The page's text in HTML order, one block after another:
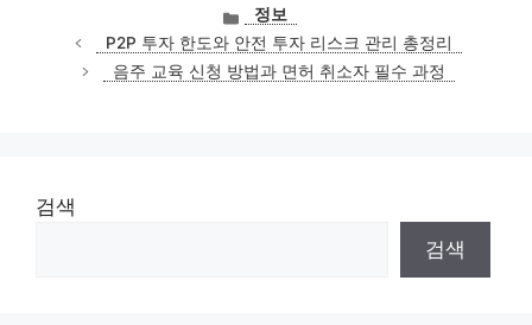
카
테
고
리
정보
P2P 투자 한도와 안전 투자 리스크 관리 총정리
음주 교육 신청 방법과 면허 취소자 필수 과정
검색
검색